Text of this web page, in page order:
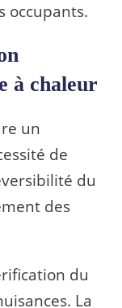
occupants.
à chaleur
un
de
du
des
du
La